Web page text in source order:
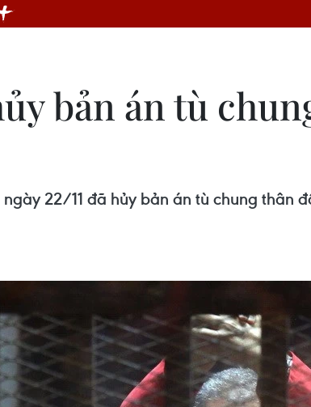
bản án tù
22/11 đã hủy bản án tù chung